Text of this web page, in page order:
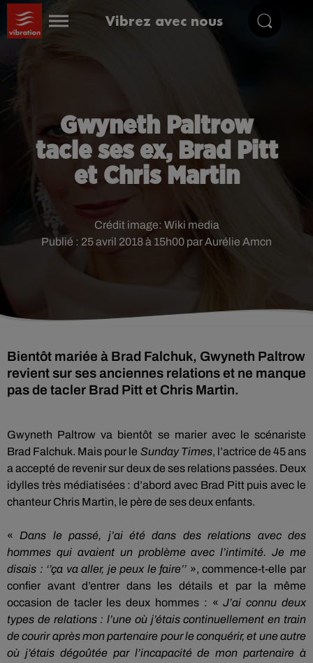
Vibrez avec nous
Gwyneth Paltrow
tacle ses ex, Brad Pitt
et Chris Martin
Publié : 25 avril 2018 à 15h00 par Aurélie Amcn
Crédit image: Wiki media
Bientôt mariée à Brad Falchuk, Gwyneth Paltrow
revient sur ses anciennes relations et ne manque
pas de tacler Brad Pitt et Chris Martin.
Gwyneth Paltrow va bientôt se marier avec le scénariste
Brad Falchuk. Mais pour le Sunday Times, l’actrice de 45 ans
a accepté de revenir sur deux de ses relations passées. Deux
idylles très médiatisées : d’abord avec Brad Pitt puis avec le
chanteur Chris Martin, le père de ses deux enfants.
« Dans le passé, j’ai été dans des relations avec des
hommes qui avaient un problème avec l’intimité. Je me
disais : ‘’ça va aller, je peux le faire’’ », commence-t-elle par
confier avant d’entrer dans les détails et par la même
occasion de tacler les deux hommes : «J’ai connu deux
types de relations : l’une où j’étais continuellement en train
de courir après mon partenaire pour le conquérir, et une autre
où j’étais dégoûtée par l’incapacité de mon partenaire à